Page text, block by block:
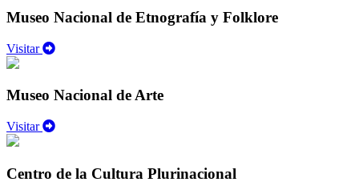
Museo Nacional de Etnografía y Folklore
Visitar
Museo Nacional de Arte
Visitar
Centro de la Cultura Plurinacional